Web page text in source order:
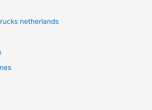
netherlands